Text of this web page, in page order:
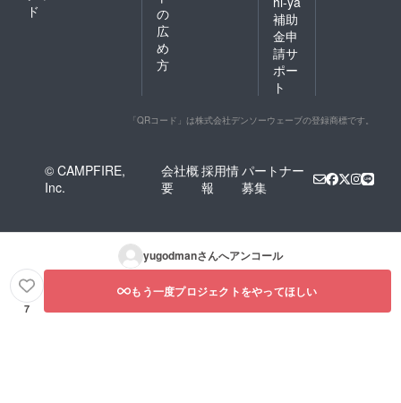
ド
の
広
め
方
補助
金申
請サ
ポー
ト
「QRコード」は株式会社デンソーウェーブの登録商標です。
© CAMPFIRE,
Inc.
会社概
要
採用情
報
パートナー
募集
yugodmanさんへアンコール
7
もう一度プロジェクトをやってほしい